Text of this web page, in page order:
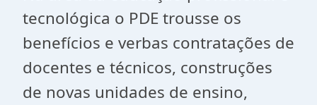
tecnológica o PDE trousse os
benefícios e verbas contratações de
docentes e técnicos, construções
de novas unidades de ensino,